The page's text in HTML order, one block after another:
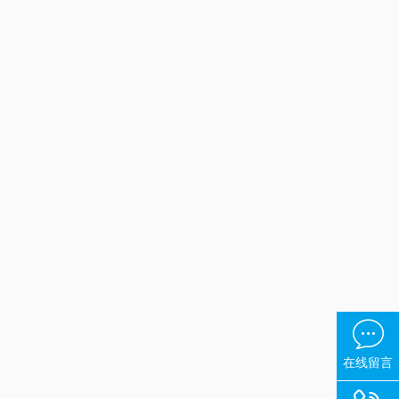

在线留言